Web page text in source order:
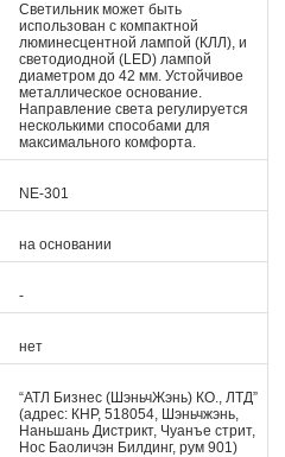
Светильник может быть
использован с компактной
люминесцентной лампой (КЛЛ), и
светодиодной (LED) лампой
диаметром до 42 мм. Устойчивое
металлическое основание.
Направление света регулируется
несколькими способами для
максимального комфорта.
NE-301
на основании
-
нет
“АТЛ Бизнес (ШэньчЖэнь) КО., ЛТД”
(адрес: КНР, 518054, Шэньчжэнь,
Наньшань Дистрикт, Чуанъе стрит,
Нос Баоличэн Билдинг, рум 901)